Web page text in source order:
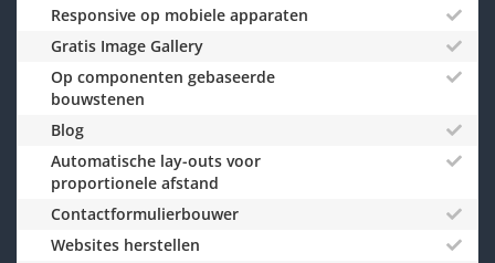
Responsive op mobiele apparaten
Gratis Image Gallery
Op componenten gebaseerde
bouwstenen
Blog
Automatische lay-outs voor
proportionele afstand
Contactformulierbouwer
Websites herstellen